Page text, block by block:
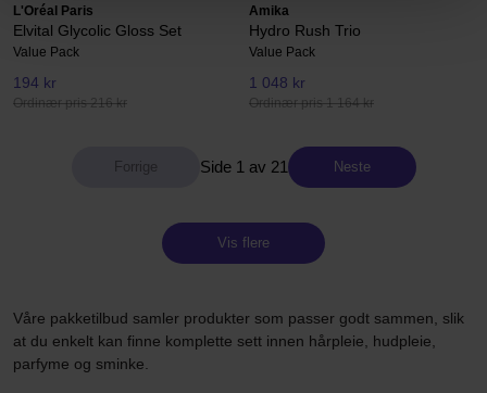
L'Oréal Paris
Elvital Glycolic Gloss Set
Value Pack
194 kr
Ordinær pris 216 kr
Amika
Hydro Rush Trio
Value Pack
1 048 kr
Ordinær pris 1 164 kr
Side 1 av 21 Neste
Vis flere
Våre pakketilbud samler produkter som passer godt sammen, slik
at du enkelt kan finne komplette sett innen hårpleie, hudpleie,
parfyme og sminke.